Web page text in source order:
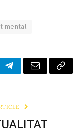
mental
TelegramEmail Copy